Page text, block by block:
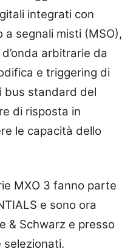
integrati con
a segnali misti (MSO),
arbitrarie da
e triggering di
bus standard del
di risposta in
le capacità dello
MXO 3 fanno parte
e sono ora
& Schwarz e presso